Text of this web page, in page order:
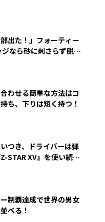
部出た！」フォーティー
なら砂に刺さらず脱出
わせる簡単な方法はコ
ち、下りは短く持つ！
いつき、ドライバーは弾
STAR XV』を使い続け
制覇達成で世界の男女
べる！